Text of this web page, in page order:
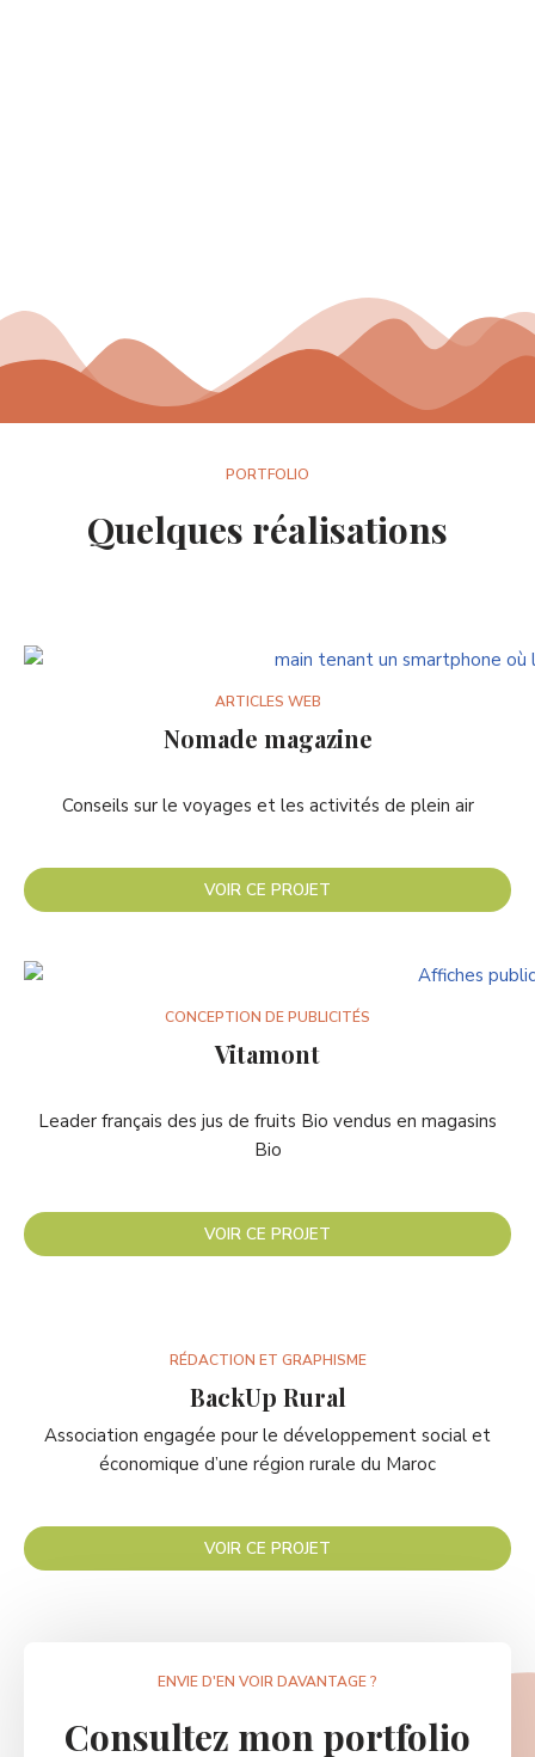
PORTFOLIO
Quelques réalisations
ARTICLES WEB
Nomade magazine
Conseils sur le voyages et les activités de plein air
VOIR CE PROJET
CONCEPTION DE PUBLICITÉS
Vitamont
Leader français des jus de fruits Bio vendus en magasins
Bio
VOIR CE PROJET
RÉDACTION ET GRAPHISME
BackUp Rural
Association engagée pour le développement social et
économique d’une région rurale du Maroc
VOIR CE PROJET
ENVIE D'EN VOIR DAVANTAGE ?
Consultez mon portfolio